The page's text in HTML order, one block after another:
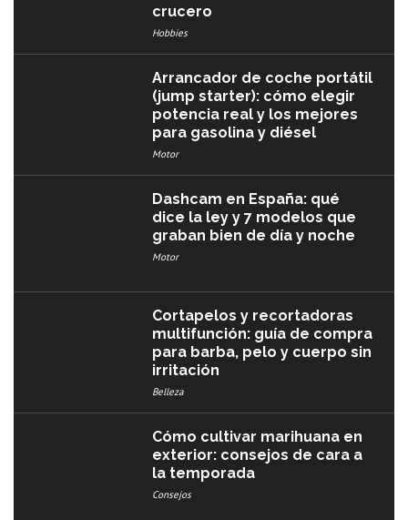
crucero
Hobbies
Arrancador de coche portátil
(jump starter): cómo elegir
potencia real y los mejores
para gasolina y diésel
Motor
Dashcam en España: qué
dice la ley y 7 modelos que
graban bien de día y noche
Motor
Cortapelos y recortadoras
multifunción: guía de compra
para barba, pelo y cuerpo sin
irritación
Belleza
Cómo cultivar marihuana en
exterior: consejos de cara a
la temporada
Consejos